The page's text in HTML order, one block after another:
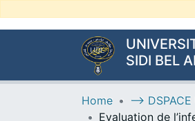
SIDI BEL
Home